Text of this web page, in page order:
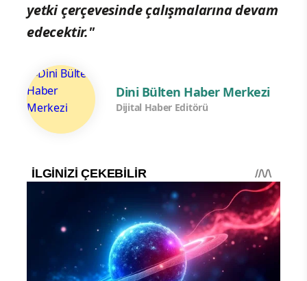
yetki çerçevesinde çalışmalarına devam
edecektir."
Dini Bülten Haber Merkezi
Dijital Haber Editörü